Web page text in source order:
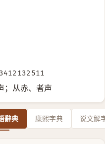
；从赤、者声
辭典 康熙字典 说文解